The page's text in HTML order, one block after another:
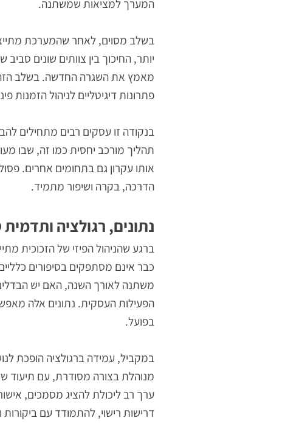
האם מספר אירועי הבטיחות ירד, האם יש
כאשר המידע נאסף ומנותח, ניתן לכוונן
המערך למציאות שמשתנה.
בשלב מסוים, לאחר שהמערכת מתייצבת,
יותר, החיכוך בין צוותים שונים סביב
מאמץ את השגרה החדשה. בשלב הזה נוצר
פתרונות דיגיטליים לניהול הזמנות
תהליך מורכב יחסית כמו זה, שבו
אותו עקרון גם בתחומים אחרים. פסולת
הדרכה, בקרה ושיפור מתמיד.
נתונים, רגולציה ותדמית
ברגע שהניהול הפיזי של הזכוכית
משתנה לאורך השנה, האם יש הבדלים בין
הפעילות העסקית. נתונים אלה
בפועל.